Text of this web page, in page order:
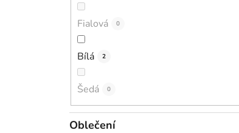
Fialová 0
Bílá 2
Šedá 0
Oblečení